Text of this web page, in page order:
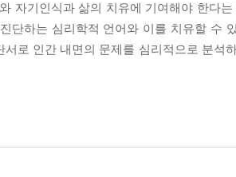
자기인식과 삶의 치유에 기여해야 한다
단하는 심리학적 언어와 이를 치유할 수
서로 인간 내면의 문제를 심리적으로 분석